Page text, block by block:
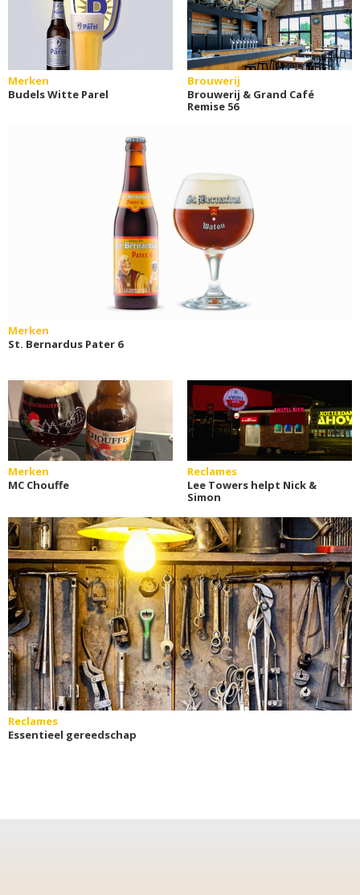
Merken
Budels Witte Parel
Brouwerij
Brouwerij & Grand Café
Remise 56
Merken
St. Bernardus Pater 6
Merken
MC Chouffe
Reclames
Lee Towers helpt Nick &
Simon
Reclames
Essentieel gereedschap